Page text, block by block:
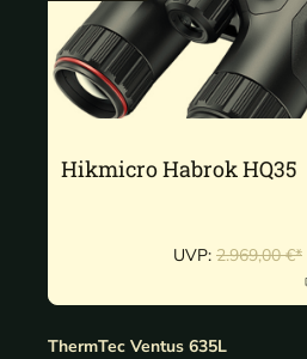
Hikmicro Habrok HQ35
UVP: 2.969,00 €*
ThermTec Ventus 635L